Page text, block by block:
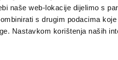
naše web-lokacije dijelimo s
s drugim podacima
Nastavkom korištenja naših
Design by:Signed Design